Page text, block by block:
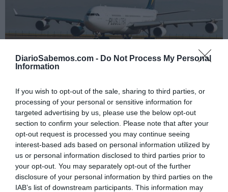
DiarioSabemos.com - Do Not Process My Personal
Information
If you wish to opt-out of the sale, sharing to third parties, or
processing of your personal or sensitive information for
targeted advertising by us, please use the below opt-out
section to confirm your selection. Please note that after your
opt-out request is processed you may continue seeing
interest-based ads based on personal information utilized by
us or personal information disclosed to third parties prior to
your opt-out. You may separately opt-out of the further
disclosure of your personal information by third parties on the
IAB’s list of downstream participants. This information may
El juez Calama se propone airear las
chavismo venezolano a través de Plus Ultra
MARCOS LÓPEZ05/08/2026
El magistrado de la Audiencia Nacional indaga en la entrada de nuevo
capital a la compañía aérea a través de la conocida como
"boliburguesía"
El PP recrudece su mensaje xenófobo tras
el incidente en la frontera de Ceuta
MARCOS LÓPEZ05/08/2026
Los populares se niegan a acoger a los menores
marroquíes en las comunidades autónomas que
gobiernan pese a que la ley obliga a dar una respuesta
institucional